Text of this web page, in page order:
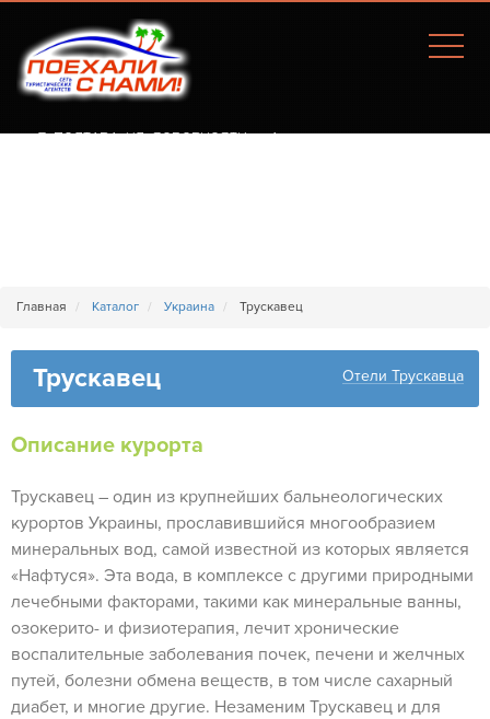
Г. ПОЛТАВА, УЛ. СОБОРНОСТИ, 77А
Главная Каталог Украина Трускавец
Трускавец Отели Трускавца
Описание курорта
Трускавец – один из крупнейших бальнеологических
курортов Украины, прославившийся многообразием
минеральных вод, самой известной из которых является
«Нафтуся». Эта вода, в комплексе с другими природными
лечебными факторами, такими как минеральные ванны,
озокерито- и физиотерапия, лечит хронические
воспалительные заболевания почек, печени и желчных
путей, болезни обмена веществ, в том числе сахарный
диабет, и многие другие. Незаменим Трускавец и для